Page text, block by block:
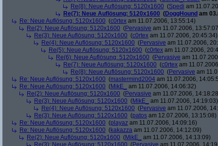
Re(8): Neue Auflösung: 5120x1600 (Spedi am
Re(7): Neue Auflösung: 5120x1600 (DoggHound am
Re: Neue Auflösung: 5120x1600 (c0rtex am 11.07.2006, 13:55:14)
Re(2): Neue Auflösung: 5120x1600 (Pervasive am 11.07.2006,
Re(3): Neue Auflösung: 5120x1600 (c0rtex am 11.07.2006, 20:45:34)
Re(4): Neue Auflösung: 5120x1600 (Pervasive am 11.07.2006,
Re(5): Neue Auflösung: 5120x1600 (c0rtex am 11.07.2006,
Re(6): Neue Auflösung: 5120x1600 (Pervasive am
Re(7): Neue Auflösung: 5120x1600 (c0rtex am
Re(8): Neue Auflösung: 5120x1600 (Pervasive am
Re: Neue Auflösung: 5120x1600 (mastermind2004 am 11.07.2006,
Re: Neue Auflösung: 5120x1600 (MikE_
am 11.07.2006, 14:06:32)
Re(2): Neue Auflösung: 5120x1600 (Pervasive am 11.07.2006,
Re(3): Neue Auflösung: 5120x1600 (MikE_
am 11.07.2006, 14:19:03)
Re(4): Neue Auflösung: 5120x1600 (Pervasive am 11.07.2006,
Re(3): Neue Auflösung: 5120x1600 (patos am 12.07.2006, 13:15:08)
Re: Neue Auflösung: 5120x1600 (playaz am 11.07.2006, 14:09:16)
Re: Neue Auflösung: 5120x1600 (kakazza am 11.07.2006, 14:12:09)
Re(2): Neue Auflösung: 5120x1600 (MikE_
am 11.07.2006, 14:13:09)
Re(3): Neue Auflösung: 5120x1600 (Pervasive am 11.07.2006,